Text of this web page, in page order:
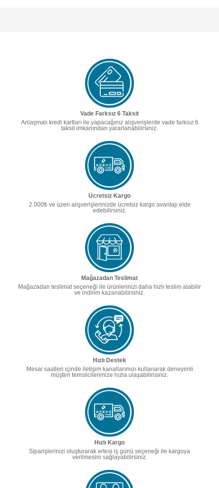
Vade Farksız 6 Taksit
Anlaşmalı kredi kartları ile yapacağınız alışverişlerde vade farksız 6
taksit imkanından yararlanabilirsiniz.
Ücretsiz Kargo
2.000₺ ve üzeri alışverişlerinizde ücretsiz kargo avantajı elde
edebilirsiniz.
Mağazadan Teslimat
Mağazadan teslimat seçeneği ile ürünlerinizi daha hızlı teslim alabilir
ve indirim kazanabilirsiniz.
Hızlı Destek
Mesai saatleri içinde iletişim kanallarımızı kullanarak deneyimli
müşteri temsilcilerimize hızla ulaşabilirisiniz.
Hızlı Kargo
Siparişlerinizi oluşturarak ertesi iş günü seçeneği ile kargoya
verilmesini sağlayabilirsiniz.